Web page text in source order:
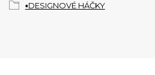
▪️DESIGNOVÉ HÁČKY